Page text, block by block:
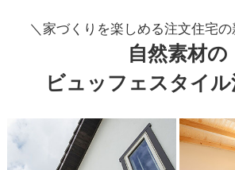
＼家づくりを楽しめる注文住宅
自然素材の
ビュッフェスタイ